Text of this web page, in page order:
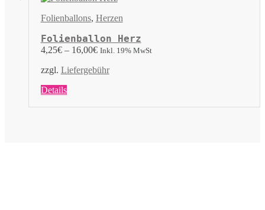
auf
der
Produktseite
gewählt
werden
Folienballons, Herzen
Folienballon Herz
4,25€– 16,00€ Inkl. 19% MwSt
zzgl. Liefergebühr
DetailsDieses
weist